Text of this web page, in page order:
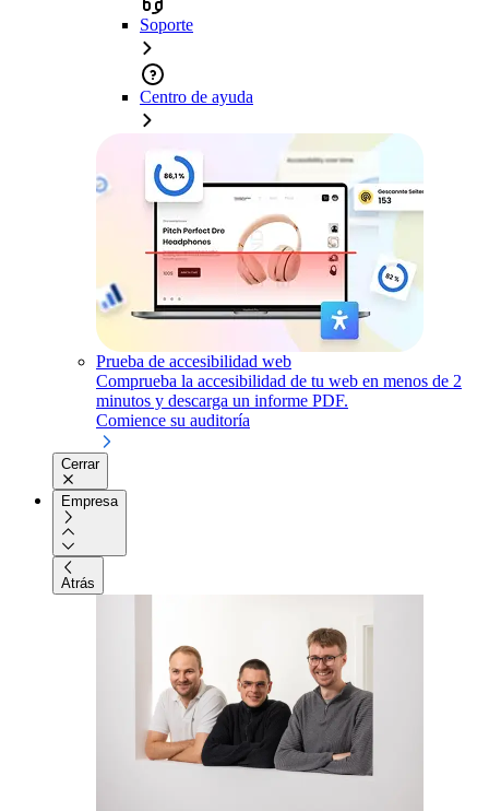
Soporte
Centro de ayuda
Prueba de accesibilidad web
Comprueba la accesibilidad de tu web en menos de 2
minutos y descarga un informe PDF.
Comience su auditoría
Cerrar
Empresa
Atrás